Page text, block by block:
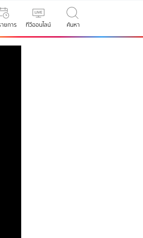
ยการ ทีวีออนไลน์ ค้นหา